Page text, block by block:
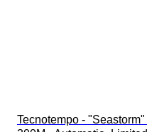
Tecnotempo - "Seastorm"